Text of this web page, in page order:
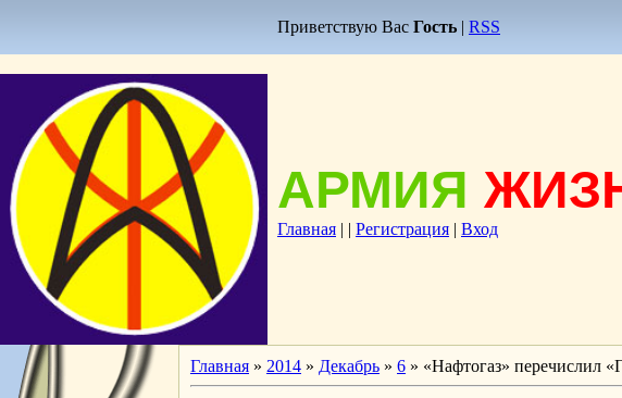
Приветствую Вас Гость | RSS
АРМИЯ
Главная | | Регистрация | Вход
Главная » 2014 » Декабрь » 6 » «Нафтогаз» перечислил